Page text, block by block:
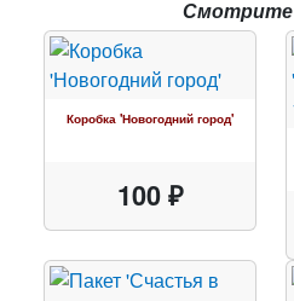
Смотрите
Коробка 'Новогодний город'
100 ₽